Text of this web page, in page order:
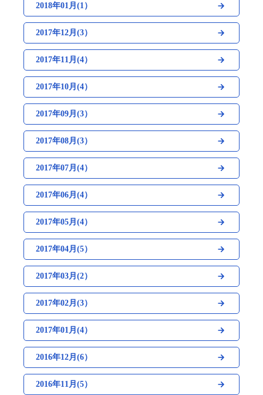
2018年01月(1）
2017年12月(3）
2017年11月(4）
2017年10月(4）
2017年09月(3）
2017年08月(3）
2017年07月(4）
2017年06月(4）
2017年05月(4）
2017年04月(5）
2017年03月(2）
2017年02月(3）
2017年01月(4）
2016年12月(6）
2016年11月(5）